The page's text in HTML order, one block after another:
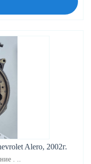
Alero, 2002г.
. ..